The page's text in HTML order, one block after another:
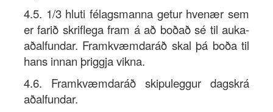
4.5. 1/3 hluti félagsmanna getur hvenær sem
er farið skriflega fram á að boðað sé til auka-
aðalfundar. Framkvæmdaráð skal þá boða til
hans innan þriggja vikna.
4.6. Framkvæmdaráð skipuleggur dagskrá
aðalfundar.